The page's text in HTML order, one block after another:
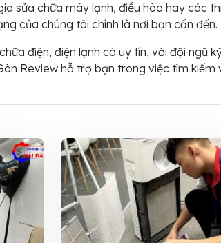
sửa chữa máy lạnh, điều hòa hay các
của chúng tôi chính là nơi bạn cần đến.
điện, điện lạnh có uy tín, với đội ngũ
Review hỗ trợ bạn trong việc tìm